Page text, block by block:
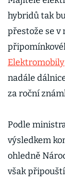
hybridů tak
přestože se
Elektromobily
nadále
za roční
Podle
výsledkem
ohledně
však